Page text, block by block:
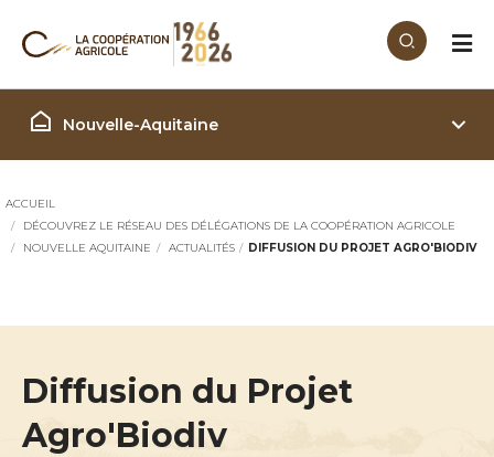
Région Nouvelle Aquitaine
Nouvelle-Aquitaine
ACCUEIL
DÉCOUVREZ LE RÉSEAU DES DÉLÉGATIONS DE LA COOPÉRATION AGRICOLE
NOUVELLE AQUITAINE
ACTUALITÉS DIFFUSION DU PROJET AGRO'BIODIV
Diffusion du Projet
Agro'Biodiv